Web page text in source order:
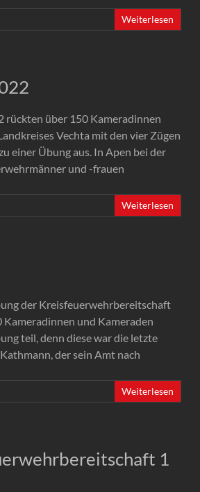
Weiterlesen
rückten über 150 Kameradinnen
Vechta mit den vier Zügen
einer Übung aus. In Apen bei der
und -frauen
Weiterlesen
der Kreisfeuerwehrbereitschaft
und Kameraden
teil, denn diese war die letzte
der sein Amt nach
Weiterlesen
1